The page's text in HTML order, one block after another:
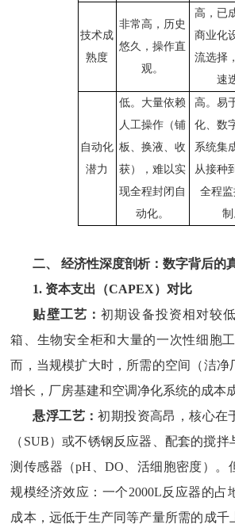
技术成
熟度​
非常高，历史
悠久，操作直
观。
高，已
商业化
流选择
速
自动化
潜力
低。大量依赖
人工操作（铺
板、换液、收
获），难以实
现全程封闭自
动化。
高。易
化、数
系统集
从接种
全程
制
二、
经济性深度剖析：数字背后的
1. 资本支出（CAPEX）对比
贴壁工艺：初期设备投资相对较
箱、生物安全柜和大量的一次性细胞
而，当规模扩大时，所需的空间（洁净
增长，厂房基建和空调净化系统的成本
悬浮工艺：初期投资高昂，核心在
（ SUB）或不锈钢反应器、配套的搅拌
测传感器（pH、DO、活细胞密度）。
规模经济效应：一个2000L反应器的占
成本，远低于生产同等产量所需的成千